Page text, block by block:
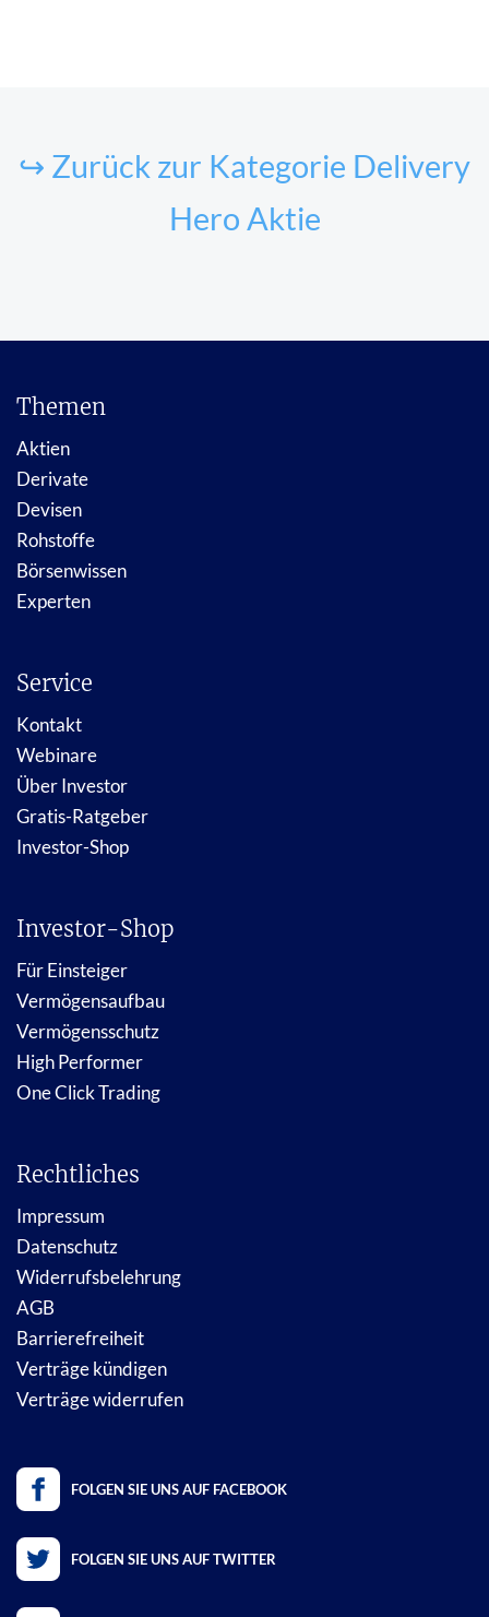
↪ Zurück zur Kategorie Delivery
Hero Aktie
Themen
Aktien
Derivate
Devisen
Rohstoffe
Börsenwissen
Experten
Service
Kontakt
Webinare
Über Investor
Gratis-Ratgeber
Investor-Shop
Investor-Shop
Für Einsteiger
Vermögensaufbau
Vermögensschutz
High Performer
One Click Trading
Rechtliches
Impressum
Datenschutz
Widerrufsbelehrung
AGB
Barrierefreiheit
Verträge kündigen
Verträge widerrufen
FOLGEN SIE UNS AUF FACEBOOK
FOLGEN SIE UNS AUF TWITTER